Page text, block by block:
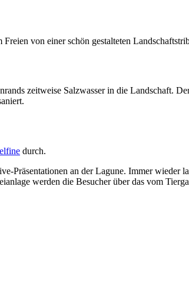
Freien von einer schön gestalteten
zeitweise Salzwasser in die Landschaft.
durch.
Präsentationen an der Lagune. Immer wieder
werden die Besucher über das vom